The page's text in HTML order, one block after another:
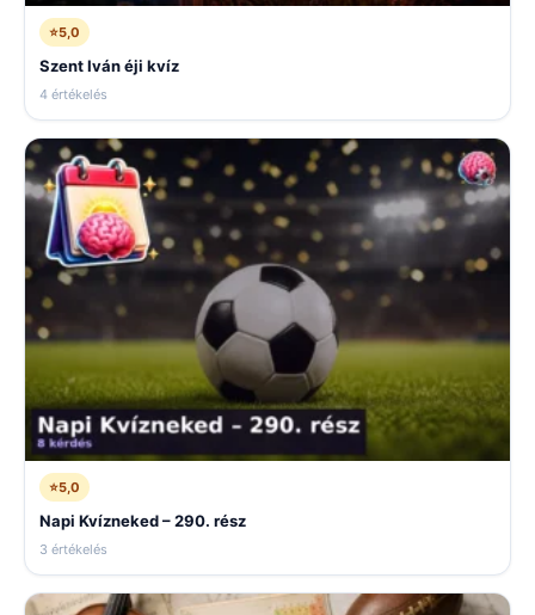
⭐5,0
Szent Iván éji kvíz
4 értékelés
⭐5,0
Napi Kvízneked – 290. rész
3 értékelés